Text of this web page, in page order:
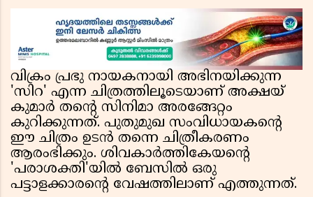
വിക്രം പ്രഭു നായകനായി അഭിനയിക്കുന്ന
'സിറ' എന്ന ചിത്രത്തിലൂടെയാണ് അക്ഷയ്
കുമാർ തൻ്റെ സിനിമാ അരങ്ങേറ്റം
കുറിക്കുന്നത്. പുതുമുഖ സംവിധായകൻ്റെ
ഈ ചിത്രം ഉടൻ തന്നെ ചിത്രീകരണം
ആരംഭിക്കും. ശിവകാർത്തികേയൻ്റെ
'പരാശക്തി'യിൽ ബേസിൽ ഒരു
പട്ടാളക്കാരൻ്റെ വേഷത്തിലാണ് എത്തുന്നത്.